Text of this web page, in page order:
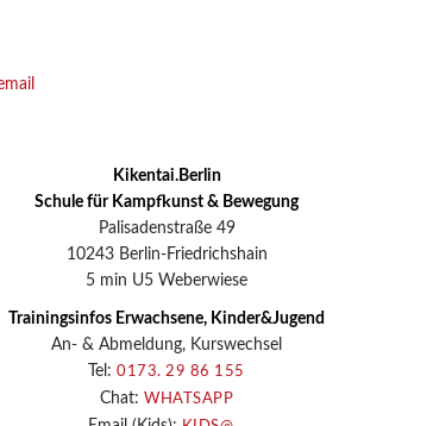
Kikentai.Berlin
Schule für Kampfkunst & Bewegung
Palisadenstraße 49
10243 Berlin-Friedrichshain
5 min U5 Weberwiese
Trainingsinfos Erwachsene, Kinder&Jugend
An- & Abmeldung, Kurswechsel
Tel:0173. 29 86 155
Chat: WHATSAPP